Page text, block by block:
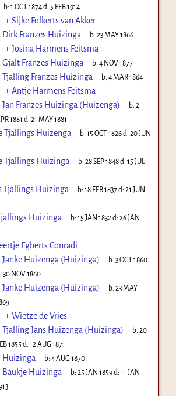
b:1 OCT 1874d: 5 FEB 1914
+Sijke Folkerts van Akker
Dirk Franzes Huizinga b:23 MAY 1866
+Josina Harmens Feitsma
Gjalt Franzes Huizinga b:4 NOV 1877
Tjalling Franzes Huizinga b:4 MAR 1864
+Antje Harmens Feitsma
Jan Franzes Huizinga (Huizenga) b:2
1881 d: 21 MAY 1881
Tjallings Huizenga b:15 OCT 1826d:20 JUN
Tjallings Huizinga b:28 SEP 1848d:15 JUL
Tjallings Huizinga b:18 FEB 1837d:21 JUN
Huizinga b:15 JAN 1832 d:26 JAN
Egberts Conradi
Janke Huizenga (Huizinga) b:3 OCT 1860
30 NOV 1860
Janke Huizenga (Huizinga) b:23 MAY
+Wietze de Vries
Tjalling Jans Huizenga (Huizinga) b:20
1855 d: 12 AUG 1871
Huizinga b:4 AUG 1870
Baukje Huizinga b:25 JAN 1859d:11 JAN